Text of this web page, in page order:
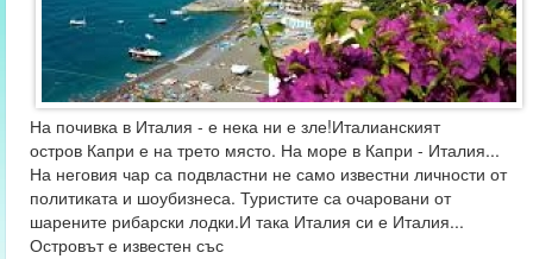
На почивка в Италия - е нека ни е зле!Италианският
остров Капри е на трето място. На море в Капри - Италия...
На неговия чар са подвластни не само известни личности от
политиката и шоубизнеса. Туристите са очаровани от
шарените рибарски лодки.И така Италия си е Италия...
Островът е известен със